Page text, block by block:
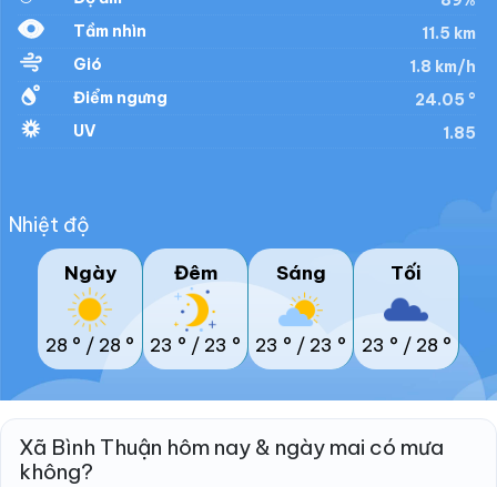
Tầm nhìn
11.5 km
Gió
1.8 km/h
Điểm ngưng
24.05 °
UV
1.85
Nhiệt độ
Ngày
28 ° / 28 °
Đêm
23 ° / 23 °
Sáng
23 ° / 23 °
Tối
23 ° / 28 °
Xã Bình Thuận hôm nay & ngày mai có mưa
không?